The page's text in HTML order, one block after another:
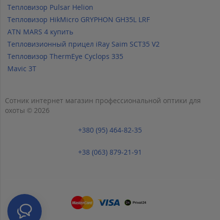
Тепловизор Pulsar Helion
Тепловизор HikMicro GRYPHON GH35L LRF
ATN MARS 4 купить
Тепловизионный прицел iRay Saim SCT35 V2
Тепловизор ThermEye Cyclops 335
Mavic 3T
Сотник интернет магазин профессиональной оптики для
охоты © 2026
+380 (95) 464-82-35
+38 (063) 879-21-91